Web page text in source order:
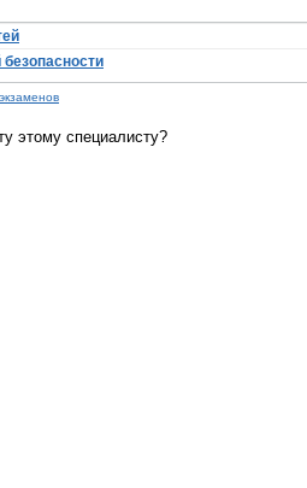
этому специалисту?